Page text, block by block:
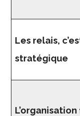
Les relais,
stratégique